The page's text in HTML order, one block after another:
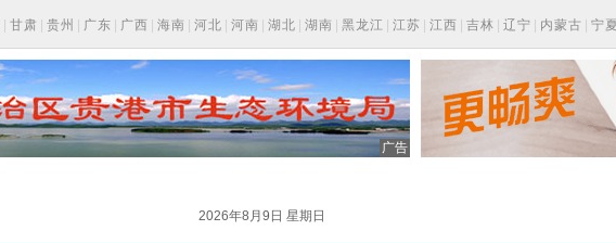
甘肃 贵州 广东 广西 海南 河北 河南 湖北 湖南 黑龙江 江苏 江西 吉林 辽宁 内蒙古 宁夏
广告
2026年8月9日 星期日